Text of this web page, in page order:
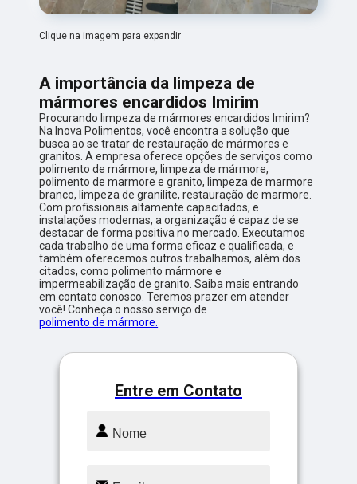
Clique na imagem para expandir
A importância da limpeza de
mármores encardidos Imirim
Procurando limpeza de mármores encardidos Imirim?
Na Inova Polimentos, você encontra a solução que
busca ao se tratar de restauração de mármores e
granitos. A empresa oferece opções de serviços como
polimento de mármore, limpeza de mármore,
polimento de marmore e granito, limpeza de marmore
branco, limpeza de granilite, restauração de marmore.
Com profissionais altamente capacitados, e
instalações modernas, a organização é capaz de se
destacar de forma positiva no mercado. Executamos
cada trabalho de uma forma eficaz e qualificada, e
também oferecemos outros trabalhamos, além dos
citados, como polimento mármore e
impermeabilização de granito. Saiba mais entrando
em contato conosco. Teremos prazer em atender
você! Conheça o nosso serviço de
polimento de mármore.
Entre em Contato